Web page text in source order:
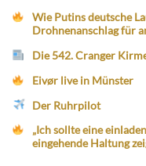
Wie Putins deutsche
Drohnenanschlag für
Die 542. Cranger
Eivør live in Münster
Der Ruhrpilot
„Ich sollte eine
eingehende Haltung